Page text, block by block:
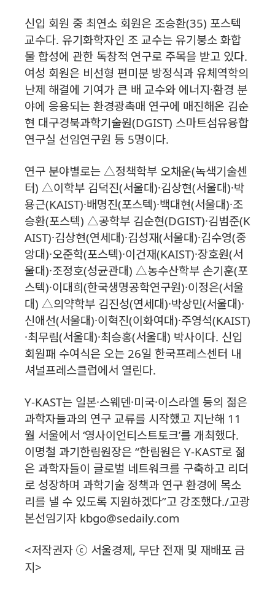
신입 회원 중 최연소 회원은 조승환(35) 포스텍
교수다. 유기화학자인 조 교수는 유기붕소 화합
물 합성에 관한 독창적 연구로 주목을 받고 있다.
여성 회원은 비선형 편미분 방정식과 유체역학의
난제 해결에 기여가 큰 배 교수와 에너지·환경 분
야에 응용되는 환경광촉매 연구에 매진해온 김순
현 대구경북과학기술원(DGIST) 스마트섬유융합
연구실 선임연구원 등 5명이다.
연구 분야별로는 △정책학부 오채운(녹색기술센
터) △이학부 김덕진(서울대)·김상현(서울대)·박
용근(KAIST)·배명진(포스텍)·백대현(서울대)·조
승환(포스텍) △공학부 김순현(DGIST)·김범준(K
AIST)·김상현(연세대)·김성재(서울대)·김수영(중
앙대)·오준학(포스텍)·이건재(KAIST)·장호원(서
울대)·조정호(성균관대) △농수산학부 손기훈(포
스텍)·이대희(한국생명공학연구원)·이정은(서울
대) △의약학부 김진성(연세대)·박상민(서울대)·
신애선(서울대)·이혁진(이화여대)·주영석(KAIST)
·최무림(서울대)·최승홍(서울대) 박사이다. 신입
회원패 수여식은 오는 26일 한국프레스센터 내
셔널프레스클럽에서 열린다.
Y-KAST는 일본·스웨덴·미국·이스라엘 등의 젊은
과학자들과의 연구 교류를 시작했고 지난해 11
월 서울에서 ‘영사이언티스트토크’를 개최했다.
이명철 과기한림원장은 “한림원은 Y-KAST로 젊
은 과학자들이 글로벌 네트워크를 구축하고 리더
로 성장하며 과학기술 정책과 연구 환경에 목소
리를 낼 수 있도록 지원하겠다”고 강조했다./고광
본선임기자 kbgo@sedaily.com
<저작권자 ⓒ 서울경제, 무단 전재 및 재배포 금
지>